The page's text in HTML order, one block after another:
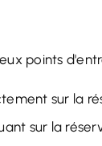
points
sur la
sur la